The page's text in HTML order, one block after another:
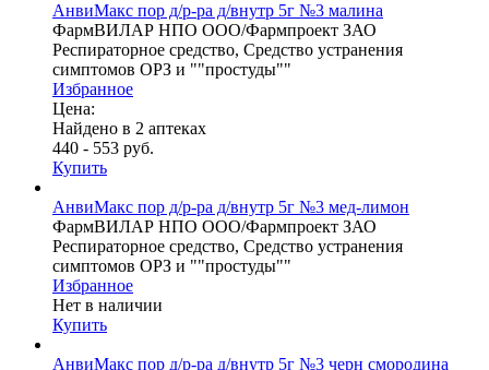
АнвиМакс пор д/р-ра д/внутр 5г №3 малина
ФармВИЛАР НПО ООО/Фармпроект ЗАО
Респираторное средство, Средство устранения
симптомов ОРЗ и ""простуды""
Избранное
Цена:
Найдено в 2 аптеках
440 - 553 руб.
Купить
АнвиМакс пор д/р-ра д/внутр 5г №3 мед-лимон
ФармВИЛАР НПО ООО/Фармпроект ЗАО
Респираторное средство, Средство устранения
симптомов ОРЗ и ""простуды""
Избранное
Нет в наличии
Купить
АнвиМакс пор д/р-ра д/внутр 5г №3 черн смородина